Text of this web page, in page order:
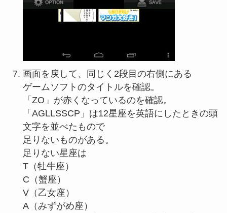
画面を戻して、同じく2段目の右側にある
ゲームソフトのタイトルを確認。
「ZO」が赤くなっているのを確認。
「AGLLSSCP」は12星座を英語にしたときの頭
文字を並べたもので
足りないものがある。
足りない星座は
T（牡牛座）
C（蟹座）
V（乙女座）
A（みずがめ座）